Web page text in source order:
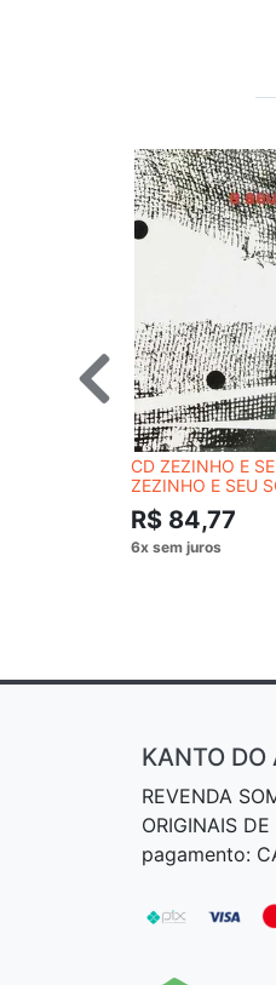
CD ZEZINHO E
ZEZINHO E SEU
R$ 84,77
KANTO DO
REVENDA
ORIGINAIS
pagamento: